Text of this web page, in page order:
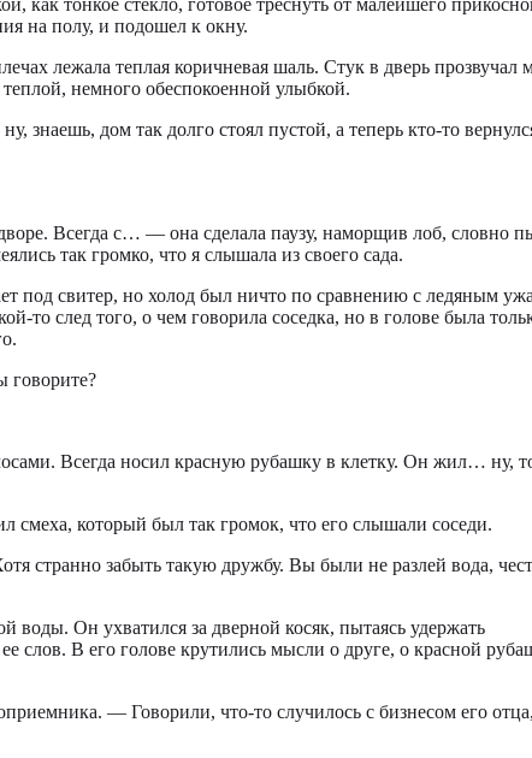
как тонкое стекло, готовое треснуть от малейшего
на полу, и подошел к окну.
лежала теплая коричневая шаль. Стук в дверь прозвучал
немного обеспокоенной улыбкой.
дом так долго стоял пустой, а теперь кто-то
Всегда с… — она сделала паузу, наморщив лоб, словно
так громко, что я слышала из своего сада.
под свитер, но холод был ничто по сравнению с ледяным
то след того, о чем говорила соседка, но в голове была
Всегда носил красную рубашку в клетку. Он жил… ну,
который был так громок, что его слышали соседи.
странно забыть такую дружбу. Вы были не разлей вода,
воды. Он ухватился за дверной косяк, пытаясь удержать
слов. В его голове крутились мысли о друге, о красной
— Говорили, что-то случилось с бизнесом его